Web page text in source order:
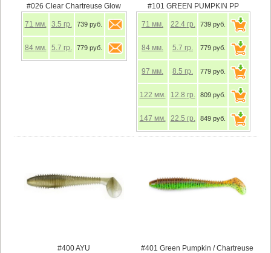
#026 Clear Chartreuse Glow
71 мм. 3.5 гр. 739 руб.
84 мм. 5.7 гр. 779 руб.
#101 GREEN PUMPKIN PP
71 мм. 22.4 гр. 739 руб.
84 мм. 5.7 гр. 779 руб.
97 мм. 8.5 гр. 779 руб.
122 мм. 12.8 гр. 809 руб.
147 мм. 22.5 гр. 849 руб.
#400 AYU #401 Green Pumpkin / Chartreuse